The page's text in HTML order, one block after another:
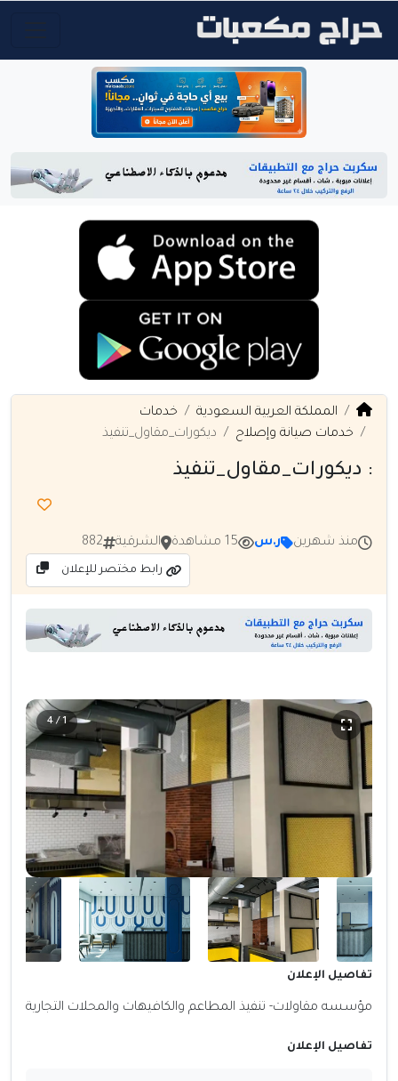
المملكة العربية السعودية
خدمات
خدمات صيانة وإصلاح
ديكورات_مقاول_تنفيذ
: ديكورات_مقاول_تنفيذ
منذ شهرين ر.س 15 مشاهدة الشرقية 882
رابط مختصر للإعلان
1 / 4
تفاصيل الإعلان
مؤسسه مقاولات- تنفيذ المطاعم والكافيهات والمحلات التجارية
تفاصيل الإعلان